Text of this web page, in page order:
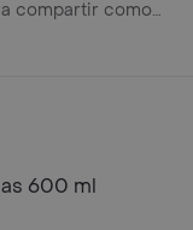
compartir como
600 ml